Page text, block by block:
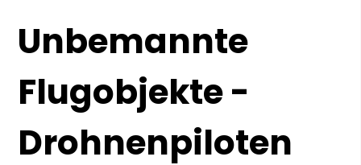
Unbemannte
Flugobjekte -
Drohnenpiloten